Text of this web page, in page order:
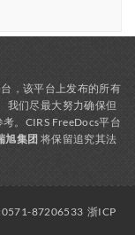
，该平台上发布的所有
我们尽最大努力确保但
。CIRS FreeDocs平台
旭集团 将保留追究其法
87206533浙ICP